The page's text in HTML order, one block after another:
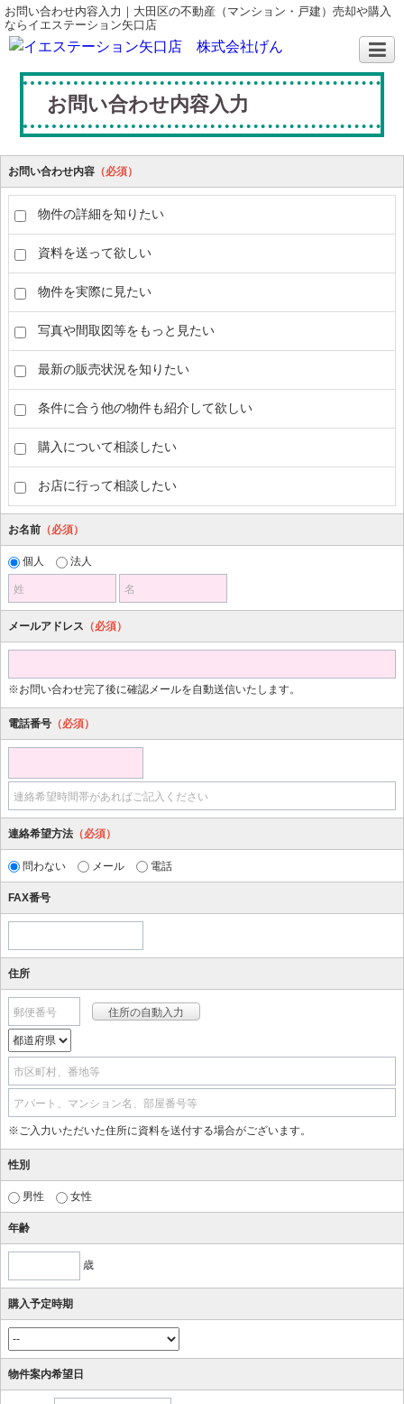
お問い合わせ内容入力｜大田区の不動産（マンション・戸建）売却や購入
ならイエステーション矢口店
お問い合わせ内容入力
お問い合わせ内容 （必須）
物件の詳細を知りたい
資料を送って欲しい
物件を実際に見たい
写真や間取図等をもっと見たい
最新の販売状況を知りたい
条件に合う他の物件も紹介して欲しい
購入について相談したい
お店に行って相談したい
お名前 （必須）
個人 法人
姓 名
メールアドレス （必須）
※お問い合わせ完了後に確認メールを自動送信いたします。
電話番号 （必須）
連絡希望時間帯があればご記入ください
連絡希望方法 （必須）
問わない メール 電話
FAX番号
住所
郵便番号
市区町村、番地等
アパート、マンション名、部屋番号等
※ご入力いただいた住所に資料を送付する場合がございます。
性別
男性 女性
年齢
歳
購入予定時期
物件案内希望日